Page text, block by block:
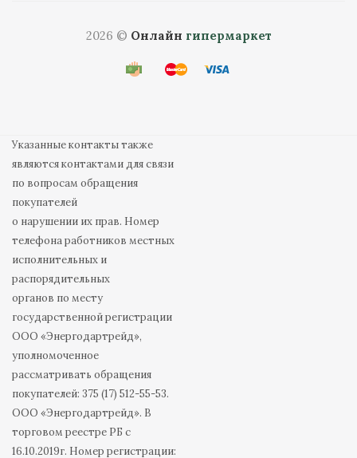
2026 © Онлайн гипермаркет
Указанные контакты также
являются контактами для связи
по вопросам обращения
покупателей
о нарушении их прав. Номер
телефона работников местных
исполнительных и
распорядительных
органов по месту
государственной регистрации
ООО «Энергодартрейд»,
уполномоченное
рассматривать обращения
покупателей: 375 (17) 512-55-53.
ООО «Энергодартрейд». В
торговом реестре РБ с
16.10.2019г. Номер регистрации: